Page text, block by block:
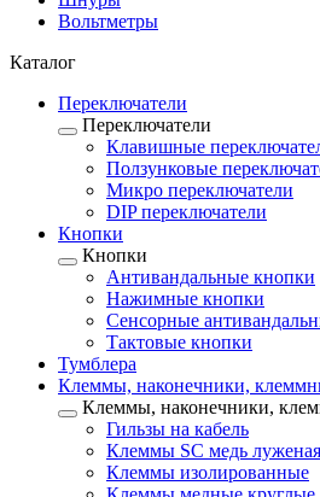
Вольтметры
Каталог
Переключатели
Переключатели
Клавишные
Ползунковые
Микро переключатели
DIP переключатели
Кнопки
Кнопки
Антивандальные кнопки
Нажимные кнопки
Сенсорные
Тактовые кнопки
Тумблера
Клеммы, наконечники,
Клеммы, наконечники,
Гильзы на кабель
Клеммы SC медь луженая
Клеммы изолированные